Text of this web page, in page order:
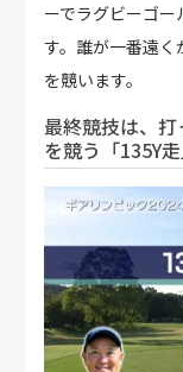
ーでラグビーゴ
す。誰が一番遠
を競います。
最終競技は、
を競う「135Y走